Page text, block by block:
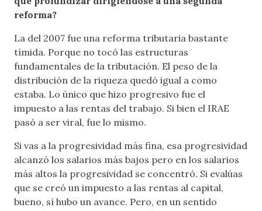
reforma?
La del 2007 fue una reforma tributaria bastante
tímida. Porque no tocó las estructuras
fundamentales de la tributación. El peso de la
distribución de la riqueza quedó igual a como
estaba. Lo único que hizo progresivo fue el
impuesto a las rentas del trabajo. Si bien el IRAE
pasó a ser viral, fue lo mismo.
Si vas a la progresividad más fina, esa progresividad
alcanzó los salarios más bajos pero en los salarios
más altos la progresividad se concentró. Si evalúas
que se creó un impuesto a las rentas al capital,
bueno, sí hubo un avance. Pero, en un sentido